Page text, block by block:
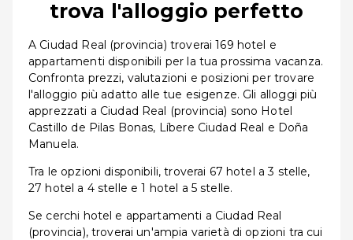
trova l'alloggio perfetto
A Ciudad Real (provincia) troverai 169 hotel e
appartamenti disponibili per la tua prossima vacanza.
Confronta prezzi, valutazioni e posizioni per trovare
l'alloggio più adatto alle tue esigenze. Gli alloggi più
apprezzati a Ciudad Real (provincia) sono Hotel
Castillo de Pilas Bonas, Líbere Ciudad Real e Doña
Manuela.
Tra le opzioni disponibili, troverai 67 hotel a 3 stelle,
27 hotel a 4 stelle e 1 hotel a 5 stelle.
Se cerchi hotel e appartamenti a Ciudad Real
(provincia), troverai un'ampia varietà di opzioni tra cui